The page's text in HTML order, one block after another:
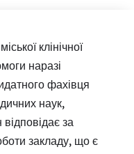
клінічної
наразі
фахівця
наук,
за
закладу, що є